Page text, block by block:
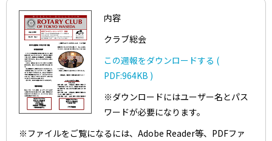
内容
クラブ総会
この週報をダウンロードする (
PDF:964KB )
※ダウンロードにはユーザー名とパス
ワードが必要になります。
※ファイルをご覧になるには、Adobe Reader等、PDFファ